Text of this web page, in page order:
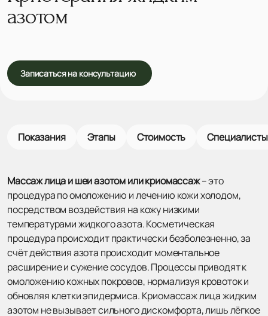
азотом
Записаться на консультацию
Показания Этапы Стоимость Специалисты
Массаж лицаи шеи азотом или криомассаж– это
процедура по омоложению и лечению кожи холодом,
посредством воздействия на кожу низкими
температурами жидкого азота. Косметическая
процедура происходит практически безболезненно, за
счёт действия азота происходит моментальное
расширение и сужение сосудов. Процессы приводят к
омоложению кожных покровов, нормализуя кровоток и
обновляя клетки эпидермиса. Криомассаж лица жидким
азотом не вызывает сильного дискомфорта, лишь лёгкое